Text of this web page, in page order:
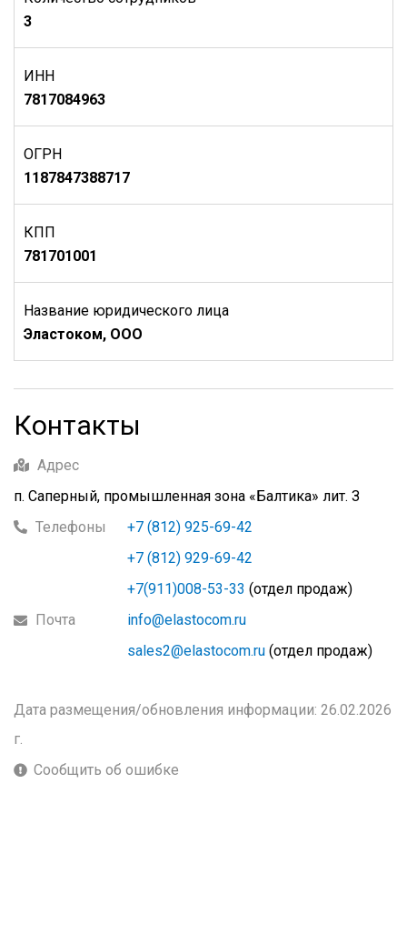
3
ИНН
7817084963
ОГРН
1187847388717
КПП
781701001
Название юридического лица
Эластоком, ООО
Контакты
Адрес
п. Саперный, промышленная зона «Балтика» лит. З
Телефоны
+7 (812) 925-69-42
+7 (812) 929-69-42
+7(911)008-53-33 (отдел продаж)
Почта
info@elastocom.ru
sales2@elastocom.ru (отдел продаж)
Дата размещения/обновления информации: 26.02.2026
г.
Сообщить об ошибке